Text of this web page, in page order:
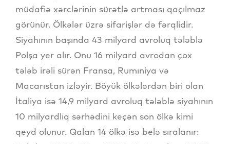
müdafiə xərclərinin sürətlə artması qaçılmaz
görünür. Ölkələr üzrə sifarişlər də fərqlidir.
Siyahının başında 43 milyard avroluq tələblə
Polşa yer alır. Onu 16 milyard avrodan çox
tələb irəli sürən Fransa, Rumıniya və
Macarıstan izləyir. Böyük ölkələrdən biri olan
İtaliya isə 14,9 milyard avroluq tələblə siyahının
10 milyardlıq sərhədini keçən son ölkə kimi
qeyd olunur. Qalan 14 ölkə isə belə sıralanır: